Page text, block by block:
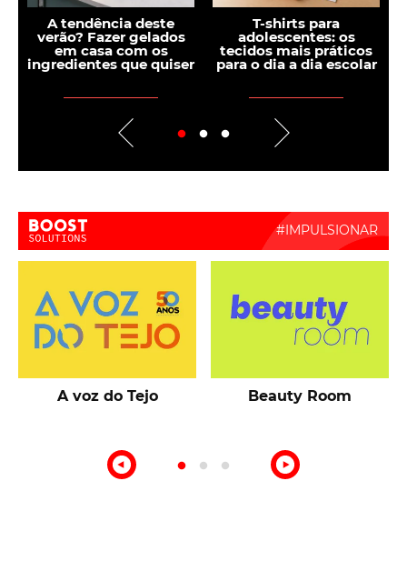
A tendência deste
verão? Fazer gelados
em casa com os
ingredientes que quiser
T-shirts para
adolescentes: os
tecidos mais práticos
para o dia a dia escolar
Boost Activate
A voz do Tejo Beauty Room